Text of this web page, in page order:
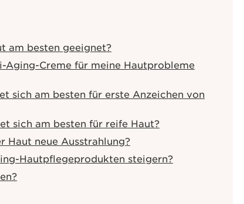
am besten geeignet?
Creme für meine Hautprobleme
sich am besten für erste Anzeichen von
sich am besten für reife Haut?
Haut neue Ausstrahlung?
Hautpflegeprodukten steigern?